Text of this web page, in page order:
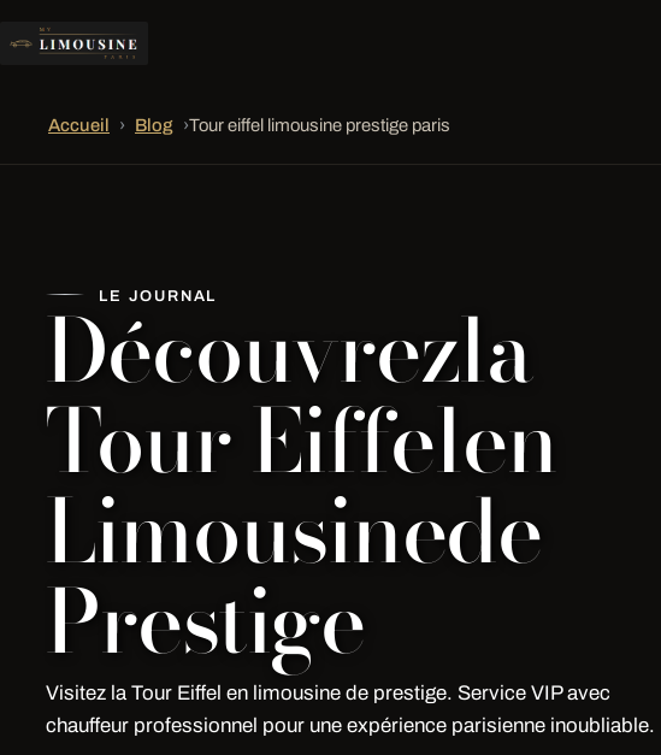
Accueil › Blog ›Tour eiffel limousine prestige paris
LE JOURNAL
Découvrezla
Tour Eiffelen
Limousinede
Prestige
Visitez la Tour Eiffel en limousine de prestige. Service VIP avec
chauffeur professionnel pour une expérience parisienne inoubliable.